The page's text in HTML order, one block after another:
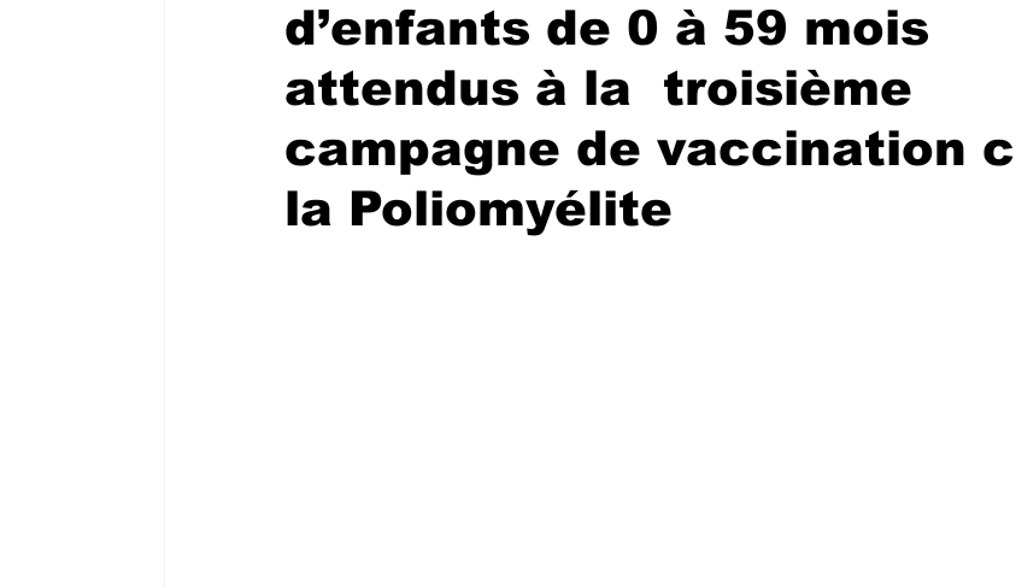
d’enfants de 0 à 59 mois
attendus à la troisième
campagne de vaccination
la Poliomyélite